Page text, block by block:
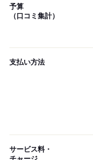
予算
（口コミ集計）
支払い方法
サービス料・